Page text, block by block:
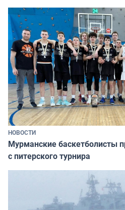
НОВОСТИ
Мурманские баскетболисты
с питерского турнира